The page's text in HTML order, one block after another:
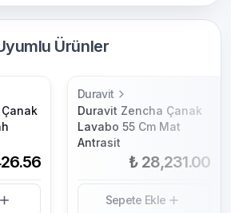
Ürünler
Duravit
Duravit Zencha Çanak
Lavabo 55 Cm Mat
Antrasit
₺ 28,231.00
Sepete Ekle